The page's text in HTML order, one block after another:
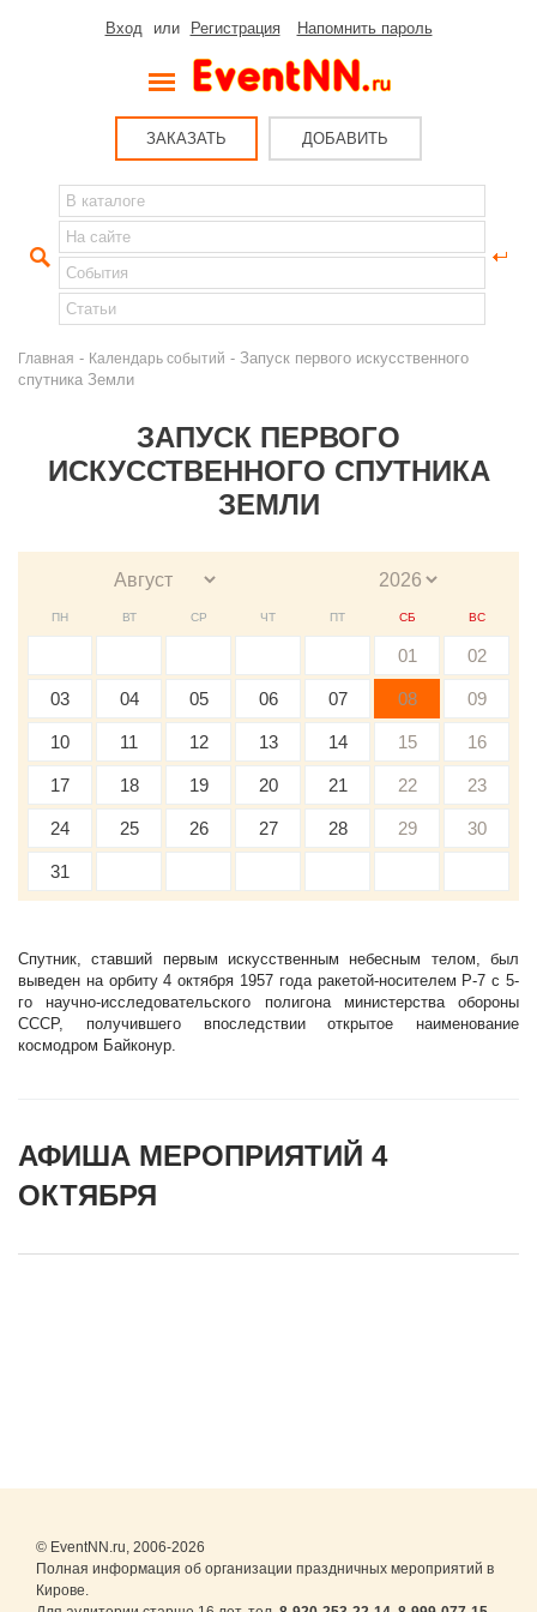
Вход или Регистрация Напомнить пароль
ЗАКАЗАТЬ ДОБАВИТЬ
Главная - Календарь событий - Запуск первого искусственного
спутника Земли
ЗАПУСК ПЕРВОГО
ИСКУССТВЕННОГО СПУТНИКА
ЗЕМЛИ
ПН ВТ СР ЧТ ПТ СБ ВС
01 02
03 04 05 06 07 08 09
10 11 12 13 14 15 16
17 18 19 20 21 22 23
24 25 26 27 28 29 30
31
Спутник, ставший первым искусственным небесным телом, был
выведен на орбиту 4 октября 1957 года ракетой-носителем Р-7 с 5-
го научно-исследовательского полигона министерства обороны
СССР, получившего впоследствии открытое наименование
космодром Байконур.
АФИША МЕРОПРИЯТИЙ 4
ОКТЯБРЯ
© EventNN.ru, 2006-2026
Полная информация об организации праздничных мероприятий в
Кирове.